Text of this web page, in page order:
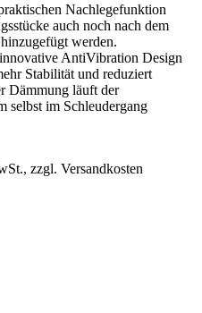
Nachlegefunktion
auch noch nach dem
werden.
AntiVibration Design
Stabilität und reduziert
Dämmung läuft der
selbst im Schleudergang
zzgl. Versandkosten